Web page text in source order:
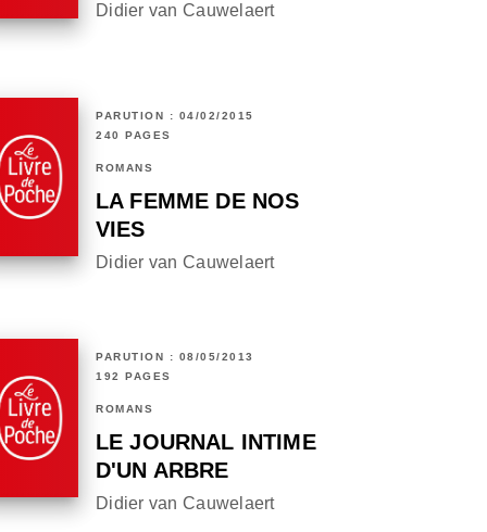
Didier van Cauwelaert
PARUTION : 04/02/2015
240 PAGES
ROMANS
LA FEMME DE NOS
VIES
Didier van Cauwelaert
PARUTION : 08/05/2013
192 PAGES
ROMANS
LE JOURNAL INTIME
D'UN ARBRE
Didier van Cauwelaert